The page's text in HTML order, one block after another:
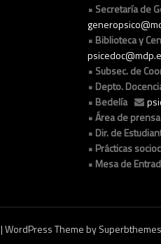
Secretaría de
Biblioteca y
Subsec. de
Depto.
Bedelía
Área de
Dir. de
Prácticas
Mesa de
| WordPress Theme by